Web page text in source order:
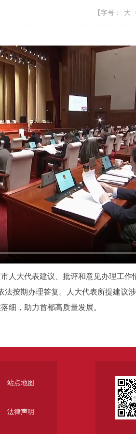
【字号： 大
大代表建议、批评和意见办理工作
按期办理答复。人大代表所提建议
细，助力首都高质量发展。
站点地图
法律声明